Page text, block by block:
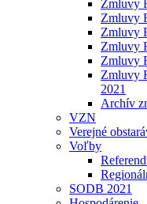
Zmluvy
Zmluvy
Zmluvy
Zmluvy
Zmluvy
Zmluvy
2021
Archív
VZN
Verejné
Voľby
SODB 2021